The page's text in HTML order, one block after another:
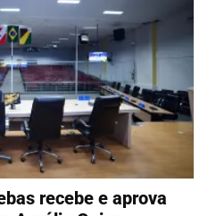
recebe e aprova